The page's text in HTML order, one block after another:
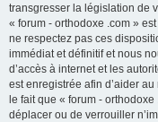
transgresser la législation de
« forum - orthodoxe .com »
ne respectez pas ces
immédiat et définitif et nous
d’accès à internet et les
est enregistrée afin d’aider
le fait que « forum -
déplacer ou de verrouiller